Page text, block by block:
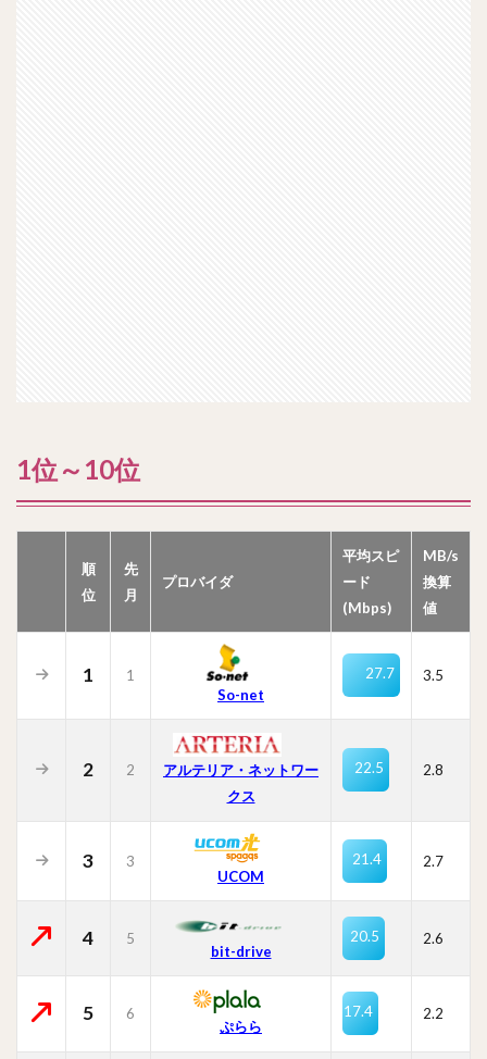
1位～10位
順
位
先
月
プロバイダ
平均スピ
ード
(Mbps)
MB/s
換算
値
1
1
So-net
27.7 3.5
2 2
アルテリア・ネットワー
クス
22.5 2.8
3
3
UCOM
21.4 2.7
4 5
bit-drive
20.5 2.6
5 6
ぷらら
17.4 2.2